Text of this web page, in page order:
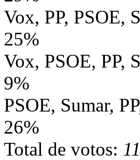
Vox, PP, PSOE,
25%
Vox, PSOE, PP,
9%
PSOE, Sumar,
26%
Total de votos: